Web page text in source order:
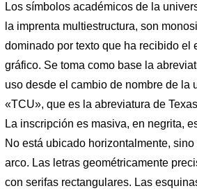
Los símbolos académicos de la
la imprenta multiestructura, son
dominado por texto que ha recibido el
gráfico. Se toma como base la
uso desde el cambio de nombre de la
«TCU», que es la abreviatura de
La inscripción es masiva, en negrita,
No está ubicado horizontalmente,
arco. Las letras geométricamente
con serifas rectangulares. Las